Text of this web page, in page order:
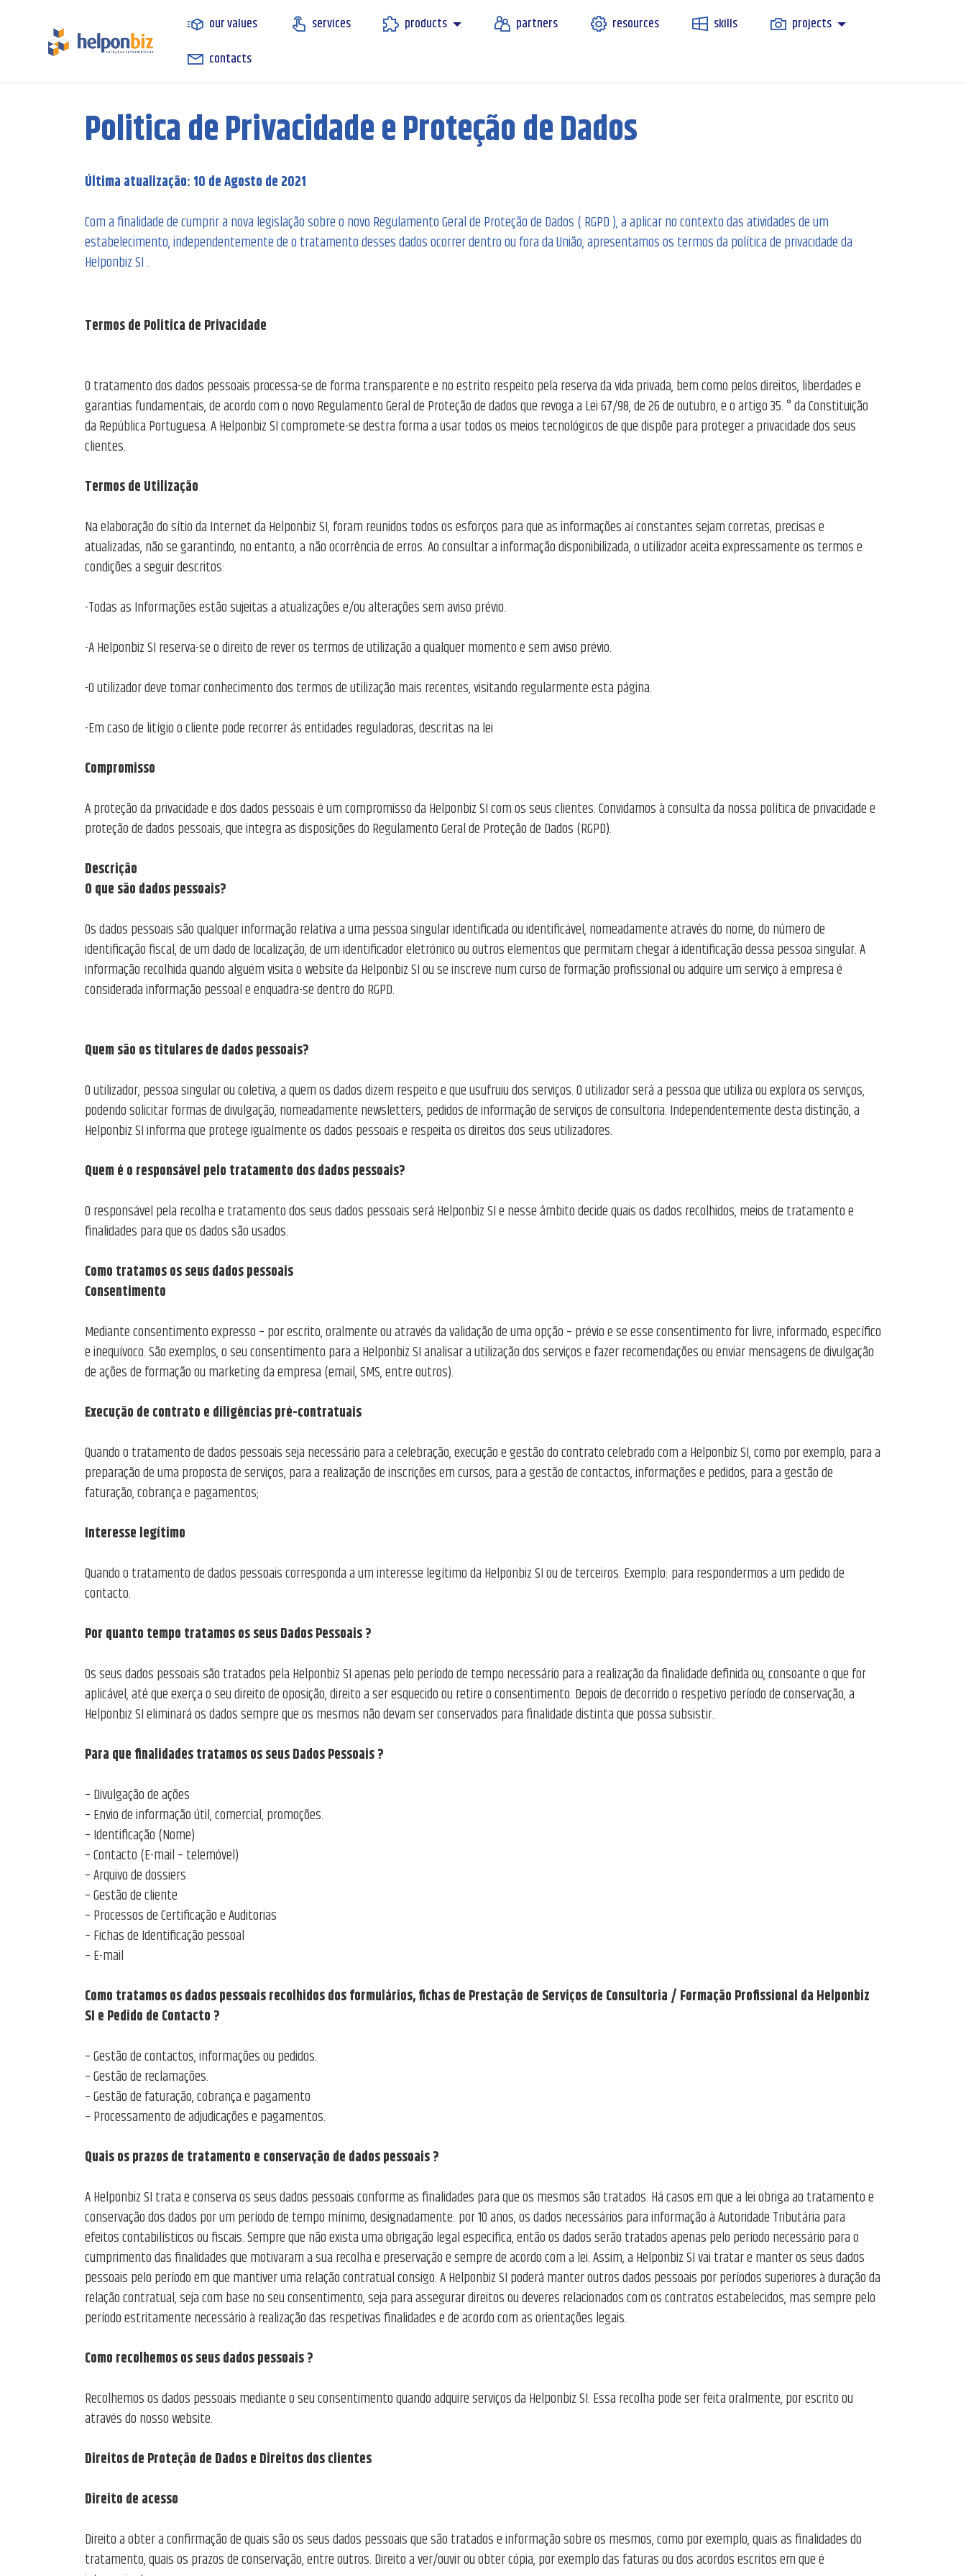
our values services products partners resources skills
projects
contacts
Politica de Privacidade e Proteção de Dados
Última atualização: 10 de Agosto de 2021
Com a finalidade de cumprir a nova legislação sobre o novo Regulamento Geral de Proteção de Dados ( RGPD ), a aplicar no contexto das atividades de um
estabelecimento, independentemente de o tratamento desses dados ocorrer dentro ou fora da União, apresentamos os termos da política de privacidade da
Helponbiz SI .
Termos de Politica de Privacidade
O tratamento dos dados pessoais processa-se de forma transparente e no estrito respeito pela reserva da vida privada, bem como pelos direitos, liberdades e
garantias fundamentais, de acordo com o novo Regulamento Geral de Proteção de dados que revoga a Lei 67/98, de 26 de outubro, e o artigo 35. ° da Constituição
da República Portuguesa. A Helponbiz SI compromete-se destra forma a usar todos os meios tecnológicos de que dispõe para proteger a privacidade dos seus
clientes.
Termos de Utilização
Na elaboração do sítio da Internet da Helponbiz SI, foram reunidos todos os esforços para que as informações aí constantes sejam corretas, precisas e
atualizadas, não se garantindo, no entanto, a não ocorrência de erros. Ao consultar a informação disponibilizada, o utilizador aceita expressamente os termos e
condições a seguir descritos:
-Todas as Informações estão sujeitas a atualizações e/ou alterações sem aviso prévio.
-A Helponbiz SI reserva-se o direito de rever os termos de utilização a qualquer momento e sem aviso prévio.
-O utilizador deve tomar conhecimento dos termos de utilização mais recentes, visitando regularmente esta página.
-Em caso de litígio o cliente pode recorrer ás entidades reguladoras, descritas na lei
Compromisso
A proteção da privacidade e dos dados pessoais é um compromisso da Helponbiz SI com os seus clientes. Convidamos à consulta da nossa política de privacidade e
proteção de dados pessoais, que integra as disposições do Regulamento Geral de Proteção de Dados (RGPD).
Descrição
O que são dados pessoais?
Os dados pessoais são qualquer informação relativa a uma pessoa singular identificada ou identificável, nomeadamente através do nome, do número de
identificação fiscal, de um dado de localização, de um identificador eletrónico ou outros elementos que permitam chegar à identificação dessa pessoa singular. A
informação recolhida quando alguém visita o website da Helponbiz SI ou se inscreve num curso de formação profissional ou adquire um serviço à empresa é
considerada informação pessoal e enquadra-se dentro do RGPD.
Quem são os titulares de dados pessoais?
O utilizador, pessoa singular ou coletiva, a quem os dados dizem respeito e que usufruiu dos serviços. O utilizador será a pessoa que utiliza ou explora os serviços,
podendo solicitar formas de divulgação, nomeadamente newsletters, pedidos de informação de serviços de consultoria. Independentemente desta distinção, a
Helponbiz SI informa que protege igualmente os dados pessoais e respeita os direitos dos seus utilizadores.
Quem é o responsável pelo tratamento dos dados pessoais?
O responsável pela recolha e tratamento dos seus dados pessoais será Helponbiz SI e nesse âmbito decide quais os dados recolhidos, meios de tratamento e
finalidades para que os dados são usados.
Como tratamos os seus dados pessoais
Consentimento
Mediante consentimento expresso – por escrito, oralmente ou através da validação de uma opção – prévio e se esse consentimento for livre, informado, específico
e inequívoco. São exemplos, o seu consentimento para a Helponbiz SI analisar a utilização dos serviços e fazer recomendações ou enviar mensagens de divulgação
de ações de formação ou marketing da empresa (email, SMS, entre outros).
Execução de contrato e diligências pré-contratuais
Quando o tratamento de dados pessoais seja necessário para a celebração, execução e gestão do contrato celebrado com a Helponbiz SI, como por exemplo, para a
preparação de uma proposta de serviços, para a realização de inscrições em cursos, para a gestão de contactos, informações e pedidos, para a gestão de
faturação, cobrança e pagamentos;
Interesse legítimo
Quando o tratamento de dados pessoais corresponda a um interesse legítimo da Helponbiz SI ou de terceiros. Exemplo: para respondermos a um pedido de
contacto.
Por quanto tempo tratamos os seus Dados Pessoais ?
Os seus dados pessoais são tratados pela Helponbiz SI apenas pelo período de tempo necessário para a realização da finalidade definida ou, consoante o que for
aplicável, até que exerça o seu direito de oposição, direito a ser esquecido ou retire o consentimento. Depois de decorrido o respetivo período de conservação, a
Helponbiz SI eliminará os dados sempre que os mesmos não devam ser conservados para finalidade distinta que possa subsistir.
Para que finalidades tratamos os seus Dados Pessoais ?
– Divulgação de ações
– Envio de informação útil, comercial, promoções.
– Identificação (Nome)
– Contacto (E-mail – telemóvel)
– Arquivo de dossiers
– Gestão de cliente
– Processos de Certificação e Auditorias
– Fichas de Identificação pessoal
– E-mail
Como tratamos os dados pessoais recolhidos dos formulários, fichas de Prestação de Serviços de Consultoria / Formação Profissional da Helponbiz
SI e Pedido de Contacto ?
– Gestão de contactos, informações ou pedidos.
– Gestão de reclamações.
– Gestão de faturação, cobrança e pagamento
– Processamento de adjudicações e pagamentos.
Quais os prazos de tratamento e conservação de dados pessoais ?
A Helponbiz SI trata e conserva os seus dados pessoais conforme as finalidades para que os mesmos são tratados. Há casos em que a lei obriga ao tratamento e
conservação dos dados por um período de tempo mínimo, designadamente: por 10 anos, os dados necessários para informação à Autoridade Tributária para
efeitos contabilísticos ou fiscais. Sempre que não exista uma obrigação legal específica, então os dados serão tratados apenas pelo período necessário para o
cumprimento das finalidades que motivaram a sua recolha e preservação e sempre de acordo com a lei. Assim, a Helponbiz SI vai tratar e manter os seus dados
pessoais pelo período em que mantiver uma relação contratual consigo. A Helponbiz SI poderá manter outros dados pessoais por períodos superiores à duração da
relação contratual, seja com base no seu consentimento, seja para assegurar direitos ou deveres relacionados com os contratos estabelecidos, mas sempre pelo
período estritamente necessário à realização das respetivas finalidades e de acordo com as orientações legais.
Como recolhemos os seus dados pessoais ?
Recolhemos os dados pessoais mediante o seu consentimento quando adquire serviços da Helponbiz SI. Essa recolha pode ser feita oralmente, por escrito ou
através do nosso website.
Direitos de Proteção de Dados e Direitos dos clientes
Direito de acesso
Direito a obter a confirmação de quais são os seus dados pessoais que são tratados e informação sobre os mesmos, como por exemplo, quais as finalidades do
tratamento, quais os prazos de conservação, entre outros. Direito a ver/ouvir ou obter cópia, por exemplo das faturas ou dos acordos escritos em que é